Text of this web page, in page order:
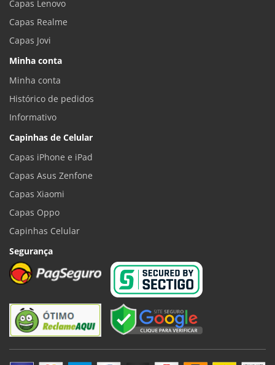
Capas Lenovo
Capas Realme
Capas Jovi
Minha conta
Minha conta
Histórico de pedidos
Informativo
Capinhas de Celular
Capas iPhone e iPad
Capas Asus Zenfone
Capas Xiaomi
Capas Oppo
Capinhas Celular
Segurança